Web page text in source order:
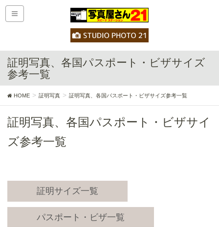
証明写真、各国パスポート・ビザサイズ
参考一覧
HOME 証明写真 証明写真、各国パスポート・ビザサイズ参考一覧
証明写真、各国パスポート・ビザサイ
ズ参考一覧
証明サイズ一覧
パスポート・ビザ一覧